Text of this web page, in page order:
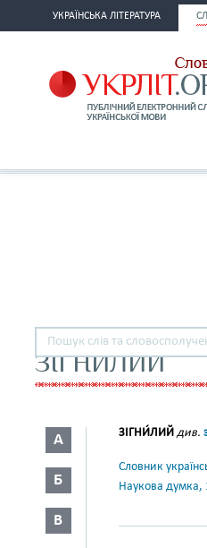
УКРАЇНСЬКА ЛІТЕРАТУРА
ЗІГНИЛИЙ
А
Б
В
ЗІГНИ́ЛИЙ див.
Словник
Наукова